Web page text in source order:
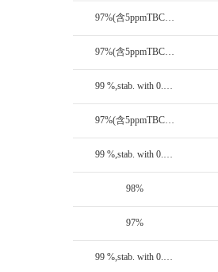
97%(含5ppmTBC稳定剂)
97%(含5ppmTBC稳定剂)
99 %,stab. with 0.1% TBC
97%(含5ppmTBC稳定剂)
99 %,stab. with 0.1% TBC
98%
97%
99 %,stab. with 0.1% TBC